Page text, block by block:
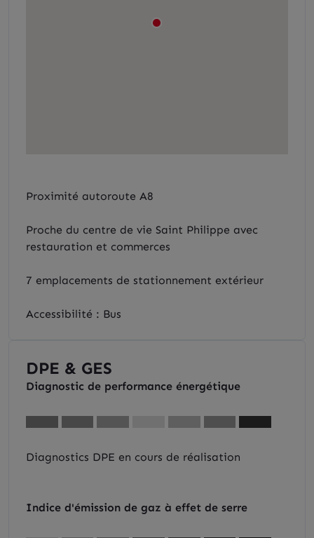
Proximité autoroute A8
Proche du centre de vie Saint Philippe avec
restauration et commerces
7 emplacements de stationnement extérieur
Accessibilité : Bus
DPE & GES
Diagnostic de performance énergétique
Diagnostics DPE en cours de réalisation
Indice d'émission de gaz à effet de serre